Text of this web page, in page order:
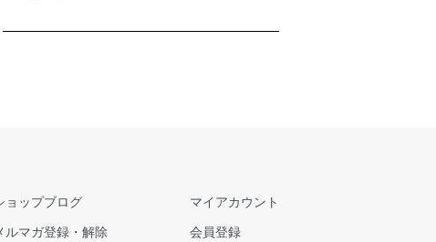
ョップブログ
ルマガ登録・解除
マイアカウント
会員登録